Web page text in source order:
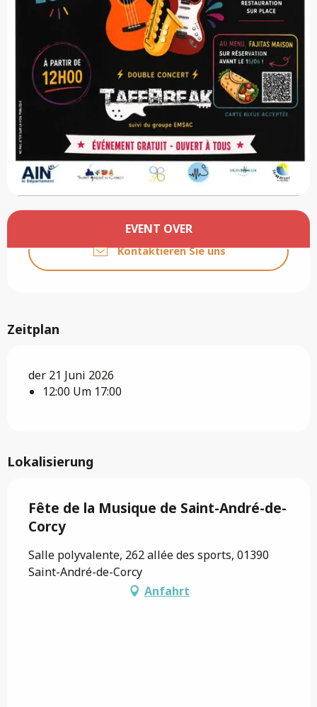
Öffnungszeiten & Kontaktdaten
EVENT OVER
Kontaktieren Sie uns
Zeitplan
der 21 Juni 2026
12:00 Um 17:00
Lokalisierung
Fête de la Musique de Saint-André-de-
Corcy
Salle polyvalente, 262 allée des sports, 01390
Saint-André-de-Corcy
Anfahrt